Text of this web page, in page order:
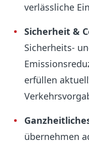
verlässliche
Sicherheit &
Sicherheits-
erfüllen
übernehmen